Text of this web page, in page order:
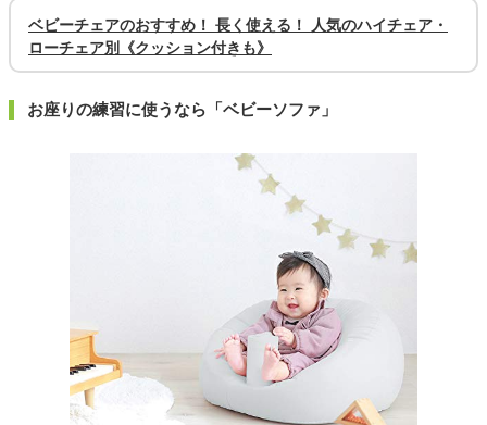
ベビーチェアのおすすめ！ 長く使える！ 人気のハイチェア・
ローチェア別《クッション付きも》
お座りの練習に使うなら「ベビーソファ」